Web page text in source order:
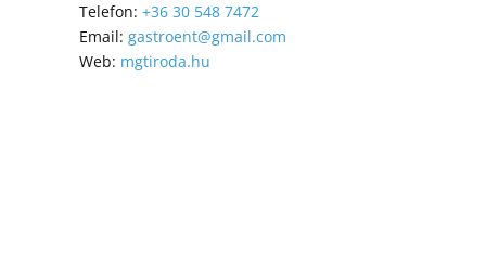
Telefon: +36 30 548 7472
Email: gastroent@gmail.com
Web: mgtiroda.hu